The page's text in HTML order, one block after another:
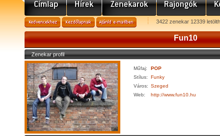
3422 zenekar 12339
Fun10
Zenekar profil
Műfaj:
POP
Stílus:
Funky
Város: Szeged
Web:
http://www.fun10.hu